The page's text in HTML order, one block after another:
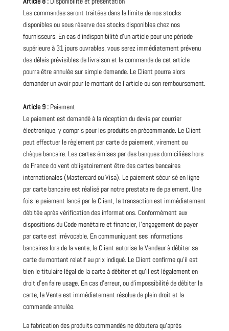
Les commandes seront traitées dans la limite de nos stocks
disponibles ou sous réserve des stocks disponibles chez nos
fournisseurs. En cas d’indisponibilité d’un article pour une période
supérieure à 31 jours ouvrables, vous serez immédiatement prévenu
des délais prévisibles de livraison et la commande de cet article
pourra être annulée sur simple demande. Le Client pourra alors
demander un avoir pour le montant de l’article ou son remboursement.
Article 9 :Paiement
Le paiement est demandé à la réception du devis par courrier
électronique, y compris pour les produits en précommande. Le Client
peut effectuer le règlement par carte de paiement, virement ou
chèque bancaire. Les cartes émises par des banques domiciliées hors
de France doivent obligatoirement être des cartes bancaires
internationales (Mastercard ou Visa). Le paiement sécurisé en ligne
par carte bancaire est réalisé par notre prestataire de paiement. Une
fois le paiement lancé par le Client, la transaction est immédiatement
débitée après vérification des informations. Conformément aux
dispositions du Code monétaire et financier, l’engagement de payer
par carte est irrévocable. En communiquant ses informations
bancaires lors de la vente, le Client autorise le Vendeur à débiter sa
carte du montant relatif au prix indiqué. Le Client confirme qu’il est
bien le titulaire légal de la carte à débiter et qu’il est légalement en
droit d’en faire usage. En cas d’erreur, ou d’impossibilité de débiter la
carte, la Vente est immédiatement résolue de plein droit et la
commande annulée.
La fabrication des produits commandés ne débutera qu’après